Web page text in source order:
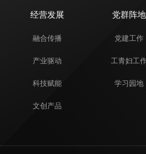
经营发展
融合传播
产业驱动
科技赋能
文创产品
党群阵地
党建工作
工青妇工
学习园地